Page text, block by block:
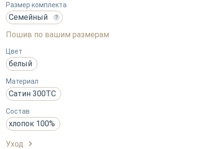
Размер комплекта
Семейный ?
Пошив по вашим размерам
Цвет
белый
Материал
Сатин 300ТС
Состав
хлопок 100%
Уход